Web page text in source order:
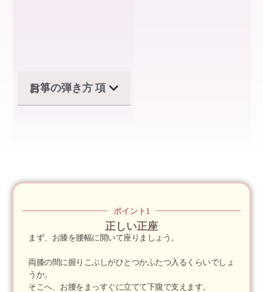
お箏の弾き方 項目
ポイント1
正しい正座
まず、お膝を腰幅に開いて座りましょう。
両膝の間に握りこぶしがひとつかふたつ入るくらいでしょ
うか。
そこへ、お腰をまっすぐに立てて下腹で支えます。